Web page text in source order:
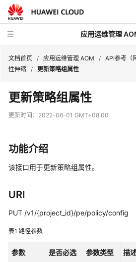
应用运维管理
最
新
动
产
品
介
计
费
明
快
文档首页 / 应用运维管理 AOM / API参考（
性伸缩 / 更新策略组属性
更新策略组属性
更新时间： 2022-06-01 GMT+08:00
功能介绍
该接口用于更新策略组属性。
URI
PUT /v1/{project_id}/pe/policy/config
表1 路径参数
参数 是否必选 参数类型 描